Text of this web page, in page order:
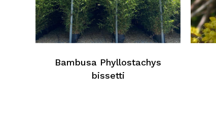
Bambusa Phyllostachys
bissetti